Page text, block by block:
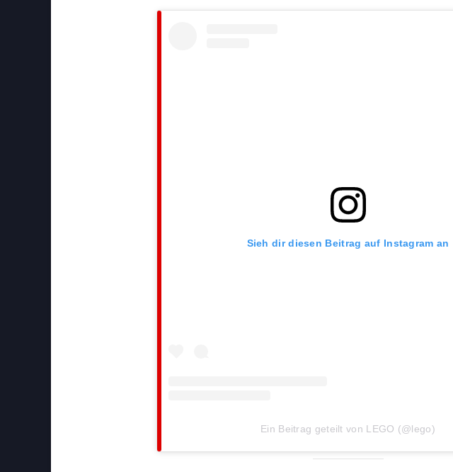
Sieh dir diesen Beitrag auf Instagram an
Ein Beitrag geteilt von LEGO (@lego)